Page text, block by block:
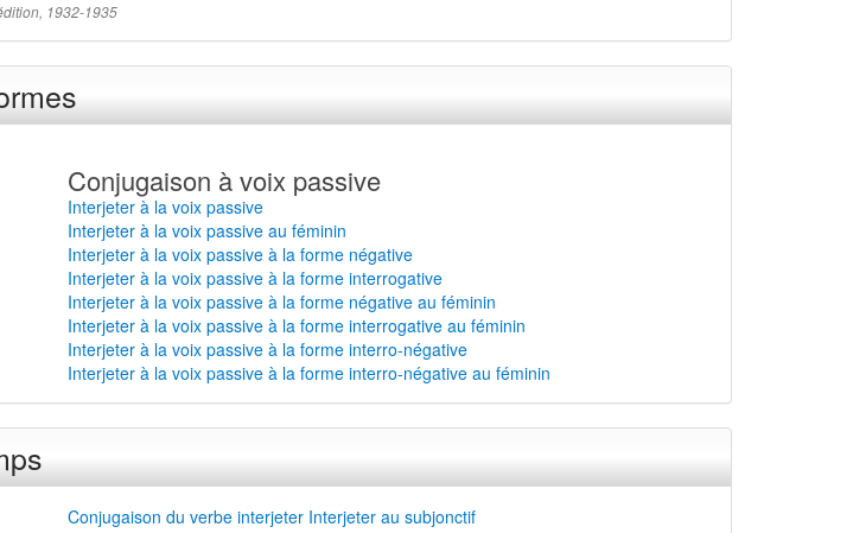
1932-1935
Conjugaison à voix passive
Interjeter à la voix passive
Interjeter à la voix passive au féminin
Interjeter à la voix passive à la forme négative
Interjeter à la voix passive à la forme interrogative
Interjeter à la voix passive à la forme négative au féminin
Interjeter à la voix passive à la forme interrogative au féminin
Interjeter à la voix passive à la forme interro-négative
Interjeter à la voix passive à la forme interro-négative au féminin
Conjugaison du verbe interjeter Interjeter au subjonctif